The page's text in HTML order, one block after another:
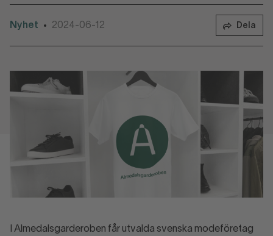
Nyhet • 2024-06-12 Dela
I Almedalsgarderoben får utvalda svenska modeföretag